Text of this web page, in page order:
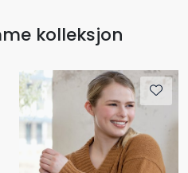
kolleksjon